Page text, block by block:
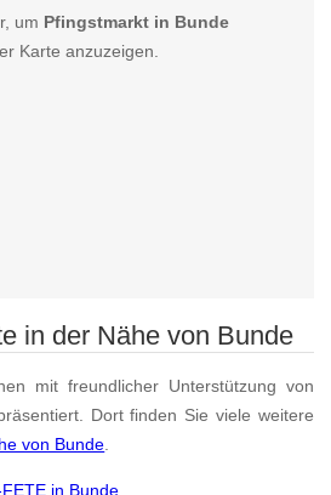
um Pfingstmarkt in Bunde
Karte anzuzeigen.
in der Nähe von Bunde
mit freundlicher Unterstützung von
Dort finden Sie viele weitere
von Bunde
in Bunde